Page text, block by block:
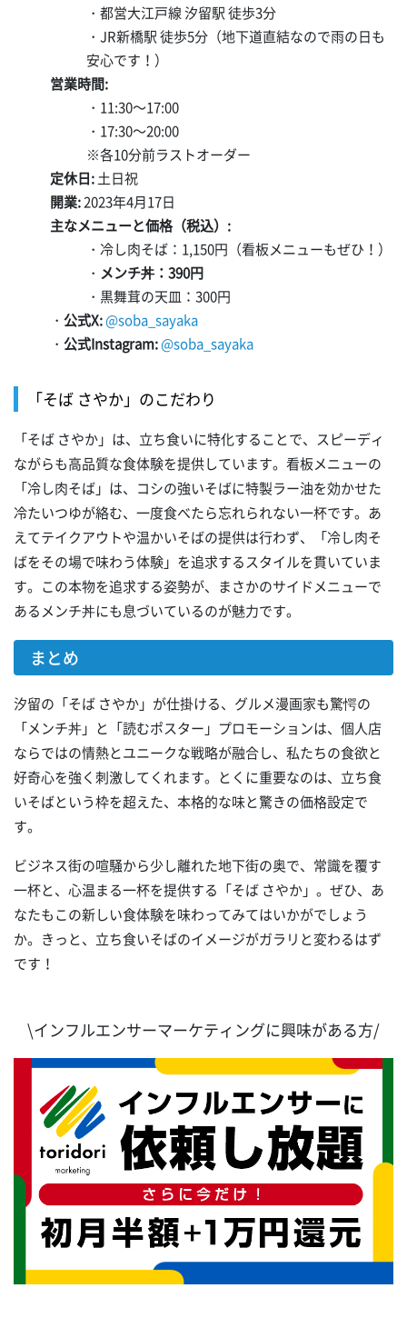
・都営大江戸線 汐留駅 徒歩3分
・JR新橋駅 徒歩5分（地下道直結なので雨の日も
安心です！）
営業時間:
・11:30～17:00
・17:30～20:00
※各10分前ラストオーダー
定休日:土日祝
開業:2023年4月17日
主なメニューと価格（税込）:
・冷し肉そば：1,150円（看板メニューもぜひ！）
・ メンチ丼：390円
・黒舞茸の天皿：300円
・ 公式X:@soba_sayaka
・ 公式Instagram:@soba_sayaka
「そば さやか」のこだわり
「そば さやか」は、立ち食いに特化することで、スピーディ
ながらも高品質な食体験を提供しています。看板メニューの
「冷し肉そば」は、コシの強いそばに特製ラー油を効かせた
冷たいつゆが絡む、一度食べたら忘れられない一杯です。あ
えてテイクアウトや温かいそばの提供は行わず、「冷し肉そ
ばをその場で味わう体験」を追求するスタイルを貫いていま
す。この本物を追求する姿勢が、まさかのサイドメニューで
あるメンチ丼にも息づいているのが魅力です。
まとめ
汐留の「そば さやか」が仕掛ける、グルメ漫画家も驚愕の
「メンチ丼」と「読むポスター」プロモーションは、個人店
ならではの情熱とユニークな戦略が融合し、私たちの食欲と
好奇心を強く刺激してくれます。とくに重要なのは、立ち食
いそばという枠を超えた、本格的な味と驚きの価格設定で
す。
ビジネス街の喧騒から少し離れた地下街の奥で、常識を覆す
一杯と、心温まる一杯を提供する「そば さやか」。ぜひ、あ
なたもこの新しい食体験を味わってみてはいかがでしょう
か。きっと、立ち食いそばのイメージがガラリと変わるはず
です！
\インフルエンサーマーケティングに興味がある方/